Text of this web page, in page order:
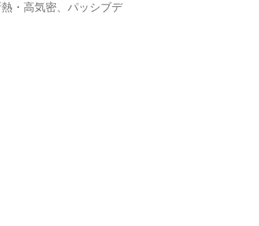
・高気密、パッシブデ